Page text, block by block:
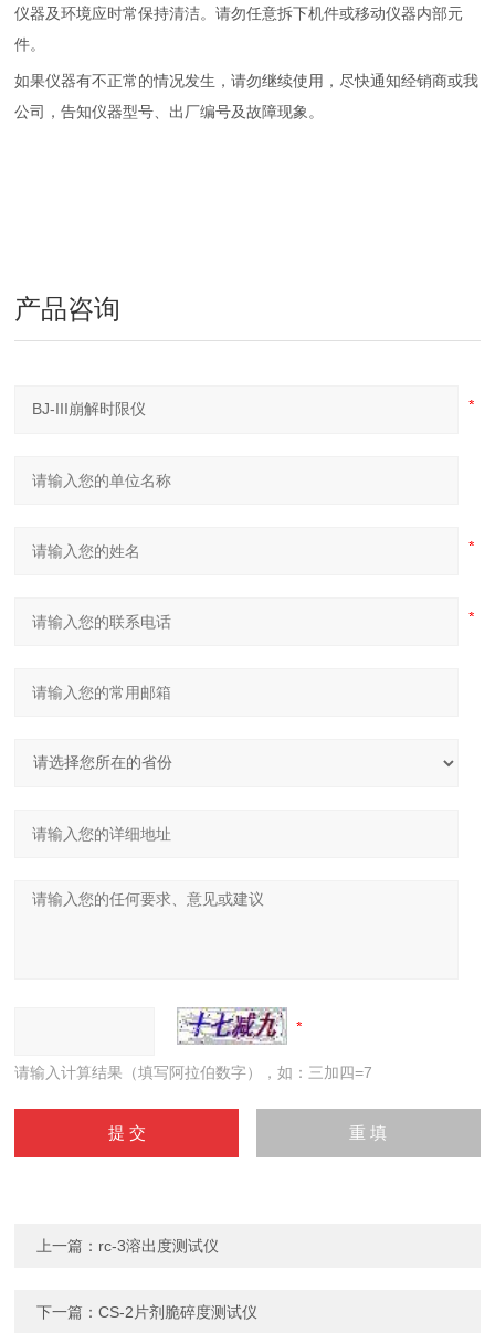
仪器及环境应时常保持清洁。请勿任意拆下机件或移动仪器内部元
件。
如果仪器有不正常的情况发生，请勿继续使用，尽快通知经销商或我
公司，告知仪器型号、出厂编号及故障现象。
产品咨询
请输入计算结果（填写阿拉伯数字），如：三加四=7
上一篇： rc-3溶出度测试仪
下一篇：CS-2片剂脆碎度测试仪